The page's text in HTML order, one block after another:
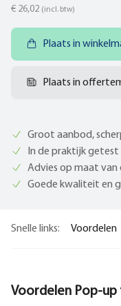
€ 26,02 (incl. btw)
Plaats in
Plaats in
Groot aanbod,
In de praktijk getest
Advies op maat van
Goede kwaliteit en
Snelle links: Voordelen
Voordelen Pop-